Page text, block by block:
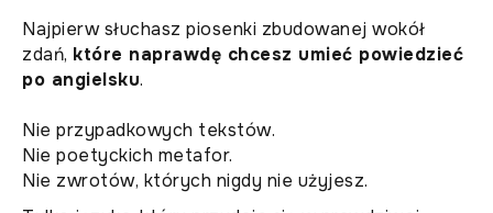
Najpierw słuchasz piosenki zbudowanej wokół
zdań, które naprawdę chcesz umieć powiedzieć
po angielsku.
Nie przypadkowych tekstów.
Nie poetyckich metafor.
Nie zwrotów, których nigdy nie użyjesz.